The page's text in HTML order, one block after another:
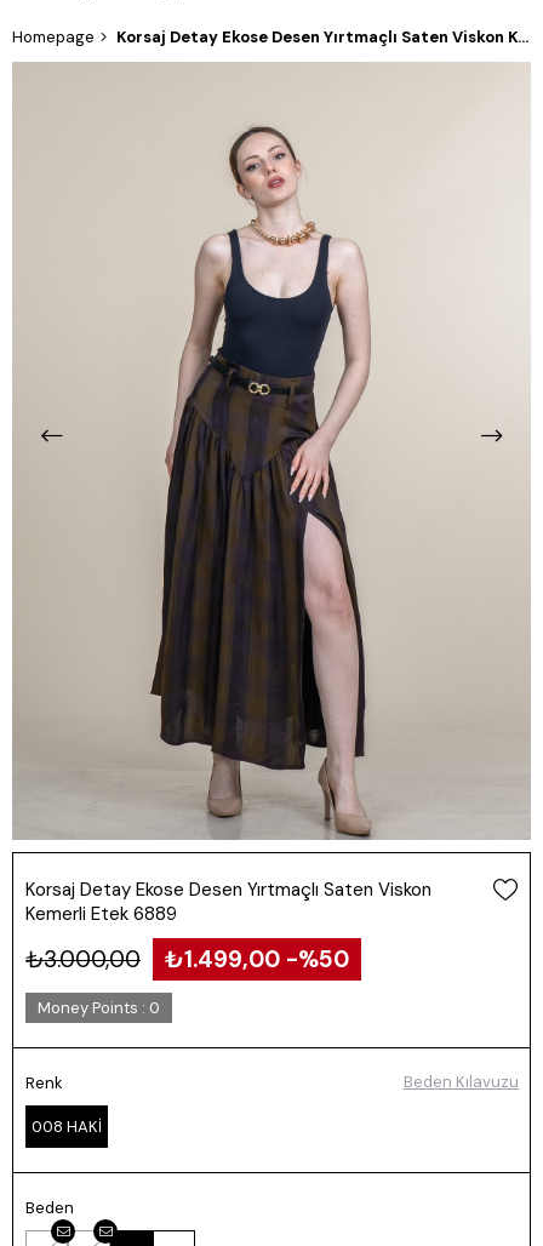
Homepage Korsaj Detay Ekose Desen Yırtmaçlı Saten Viskon Kemerli Etek 6889
Korsaj Detay Ekose Desen Yırtmaçlı Saten Viskon
Kemerli Etek 6889
₺3.000,00 ₺1.499,00 50
Money Points : 0
Renk
008 HAKİ
Beden
Beden Kılavuzu